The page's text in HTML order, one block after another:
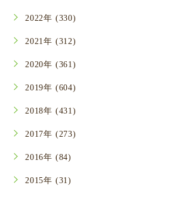
2022年 (330)
2021年 (312)
2020年 (361)
2019年 (604)
2018年 (431)
2017年 (273)
2016年 (84)
2015年 (31)